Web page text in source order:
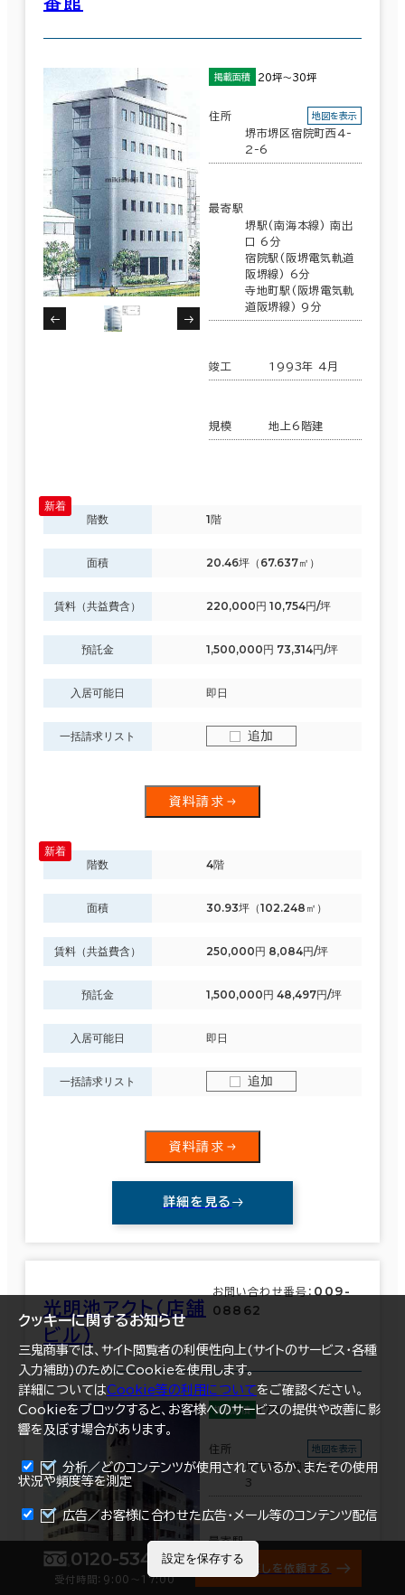
掲載面積 20坪～30坪
住所
堺市堺区宿院町西4-
2-6
地図を表示
最寄駅
堺駅(南海本線) 南出
口 6分
宿院駅(阪堺電気軌道
阪堺線) 6分
寺地町駅(阪堺電気軌
道阪堺線) 9分
竣工 1993年 4月
規模 地上6階建
階数 1階
面積 20.46坪（67.637㎡）
賃料（共益費含） 220,000円 10,754円/坪
預託金 1,500,000円 73,314円/坪
入居可能日 即日
一括請求リスト 追加
資料請求
階数 4階
面積 30.93坪（102.248㎡）
賃料（共益費含） 250,000円 8,084円/坪
預託金 1,500,000円 48,497円/坪
入居可能日 即日
一括請求リスト 追加
資料請求
詳細を見る
光明池アクト（店舗
ビル）
お問い合わせ番号： 009-
08862
掲載面積 17坪
住所
堺市南区鴨谷台2-1-
3
地図を表示
最寄駅
道) 2分
まとめて資料請求
0120-534-011
受付時間：9:00〜17:00
オフィス探しを依頼する
クッキーに関するお知らせ
三鬼商事では、サイト閲覧者の利便性向上(サイトのサービス・各種
入力補助)のためにCookieを使用します。
詳細についてはCookie等の利用についてをご確認ください。
Cookieをブロックすると、お客様へのサービスの提供や改善に影
響を及ぼす場合があります。
分析／どのコンテンツが使用されているか、またその使用
状況や頻度等を測定
広告／お客様に合わせた広告・メール等のコンテンツ配信
設定を保存する